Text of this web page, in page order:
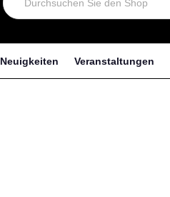
Neuigkeiten Veranstaltungen